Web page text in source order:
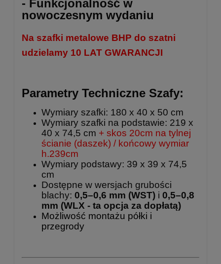
- Funkcjonalność w
nowoczesnym wydaniu
Na szafki metalowe BHP do szatni
udzielamy 10 LAT GWARANCJI
Parametry Techniczne Szafy:
Wymiary szafki: 180 x 40 x 50 cm
Wymiary szafki na podstawie: 219 x
40 x 74,5 cm + skos 20cm na tylnej
ścianie (daszek) / końcowy wymiar
h.239cm
Wymiary podstawy: 39 x 39 x 74,5
cm
Dostępne w wersjach grubości
blachy: 0,5–0,6 mm (WST) i 0,5–0,8
mm (WLX - ta opcja za dopłatą)
Możliwość montażu półki i
przegrody